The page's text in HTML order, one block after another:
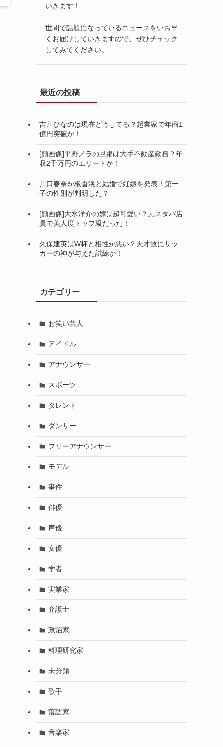
いきます！
世間で話題になっているニュースをいち早
くお届けしていきますので、ぜひチェック
してみてください。
最近の投稿
吉川ひなのは現在どうしてる？起業家で年商1
億円突破か！
[顔画像]平野ノラの旦那は大手不動産勤務？年
収2千万円のエリートか！
川口春奈が板倉滉と結婚で妊娠を発表！第一
子の性別が判明した？
[顔画像]大水洋介の嫁は超可愛い？元スタバ店
員で美人度トップ級だった！
久保建英はW杯と相性が悪い？天才故にサッ
カーの神が与えた試練か！
カテゴリー
お笑い芸人
アイドル
アナウンサー
スポーツ
タレント
ダンサー
フリーアナウンサー
モデル
事件
俳優
声優
女優
学者
実業家
弁護士
政治家
料理研究家
未分類
歌手
落語家
音楽家